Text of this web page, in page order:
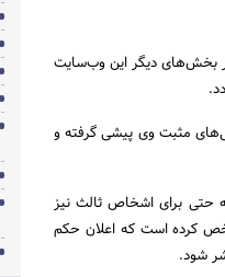
بخش‌های دیگر این وب‌سایت
مثبت وی پیشی گرفته و
حتی برای اشخاص ثالث نیز
کرده است که اعلان حکم
شود.